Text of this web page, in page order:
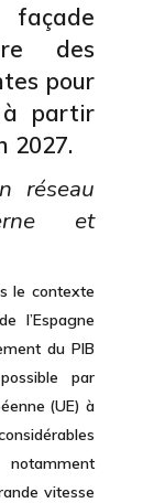
des
pour
à partir
2027.
réseau
et
le contexte
l’Espagne
du PIB
par
(UE) à
notamment
vitesse